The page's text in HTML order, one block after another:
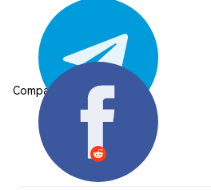
Compartilhar: